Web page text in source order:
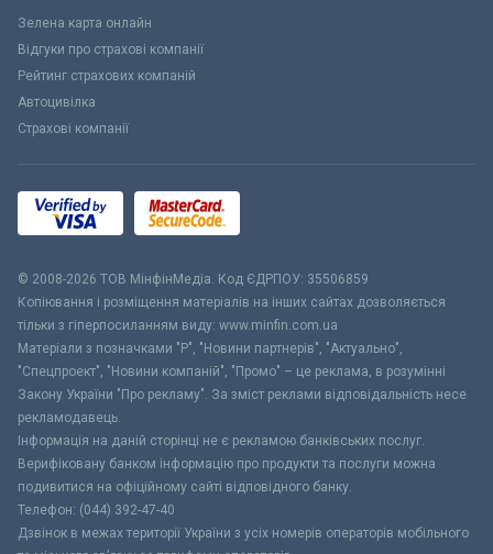
Зелена карта онлайн
Відгуки про страхові компанії
Рейтинг страхових компаній
Автоцивілка
Страхові компанії
© 2008-2026 ТОВ МiнфiнМедiа. Код ЄДРПОУ: 35506859
Копіювання і розміщення матеріалів на інших сайтах дозволяється
тільки з гіперпосиланням виду: www.minfin.com.ua
Матеріали з позначками "Р", "Новини партнерів", "Актуально",
"Спецпроект", "Новини компаній", "Промо" – це реклама, в розумінні
Закону України "Про рекламу". За зміст реклами відповідальність несе
рекламодавець.
Інформація на даній сторінці не є рекламою банківських послуг.
Верифіковану банком інформацію про продукти та послуги можна
подивитися на офіційному сайті відповідного банку.
Телефон: (044) 392-47-40
Дзвінок в межах території України з усіх номерів операторів мобільного